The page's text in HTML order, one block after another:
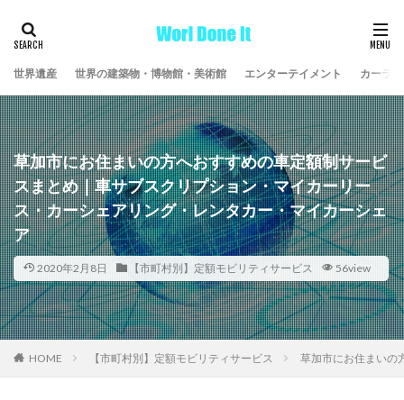
世界遺産 世界の建築物・博物館・美術館 エンターテイメント カーラ
草加市にお住まいの方へおすすめの車定額制サービ
スまとめ｜車サブスクリプション・マイカーリー
ス・カーシェアリング・レンタカー・マイカーシェ
ア
2020年2月8日 【市町村別】定額モビリティサービス 56view
HOME 【市町村別】定額モビリティサービス 草加市にお住まいの